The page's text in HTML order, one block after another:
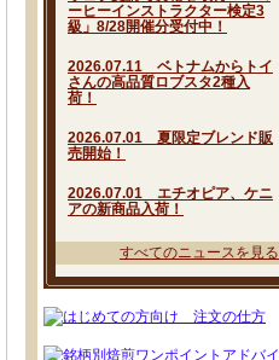
ーヒーインストラクター検定3
級」8/28開催分受付中！
2026.07.11 ベトナムからトイ
さんの高品質ロブスタ2種入
荷！
2026.07.01 夏限定ブレンド販
売開始！
2026.07.01 エチオピア、ケニ
アの新商品入荷！
すべてのニュースを見る